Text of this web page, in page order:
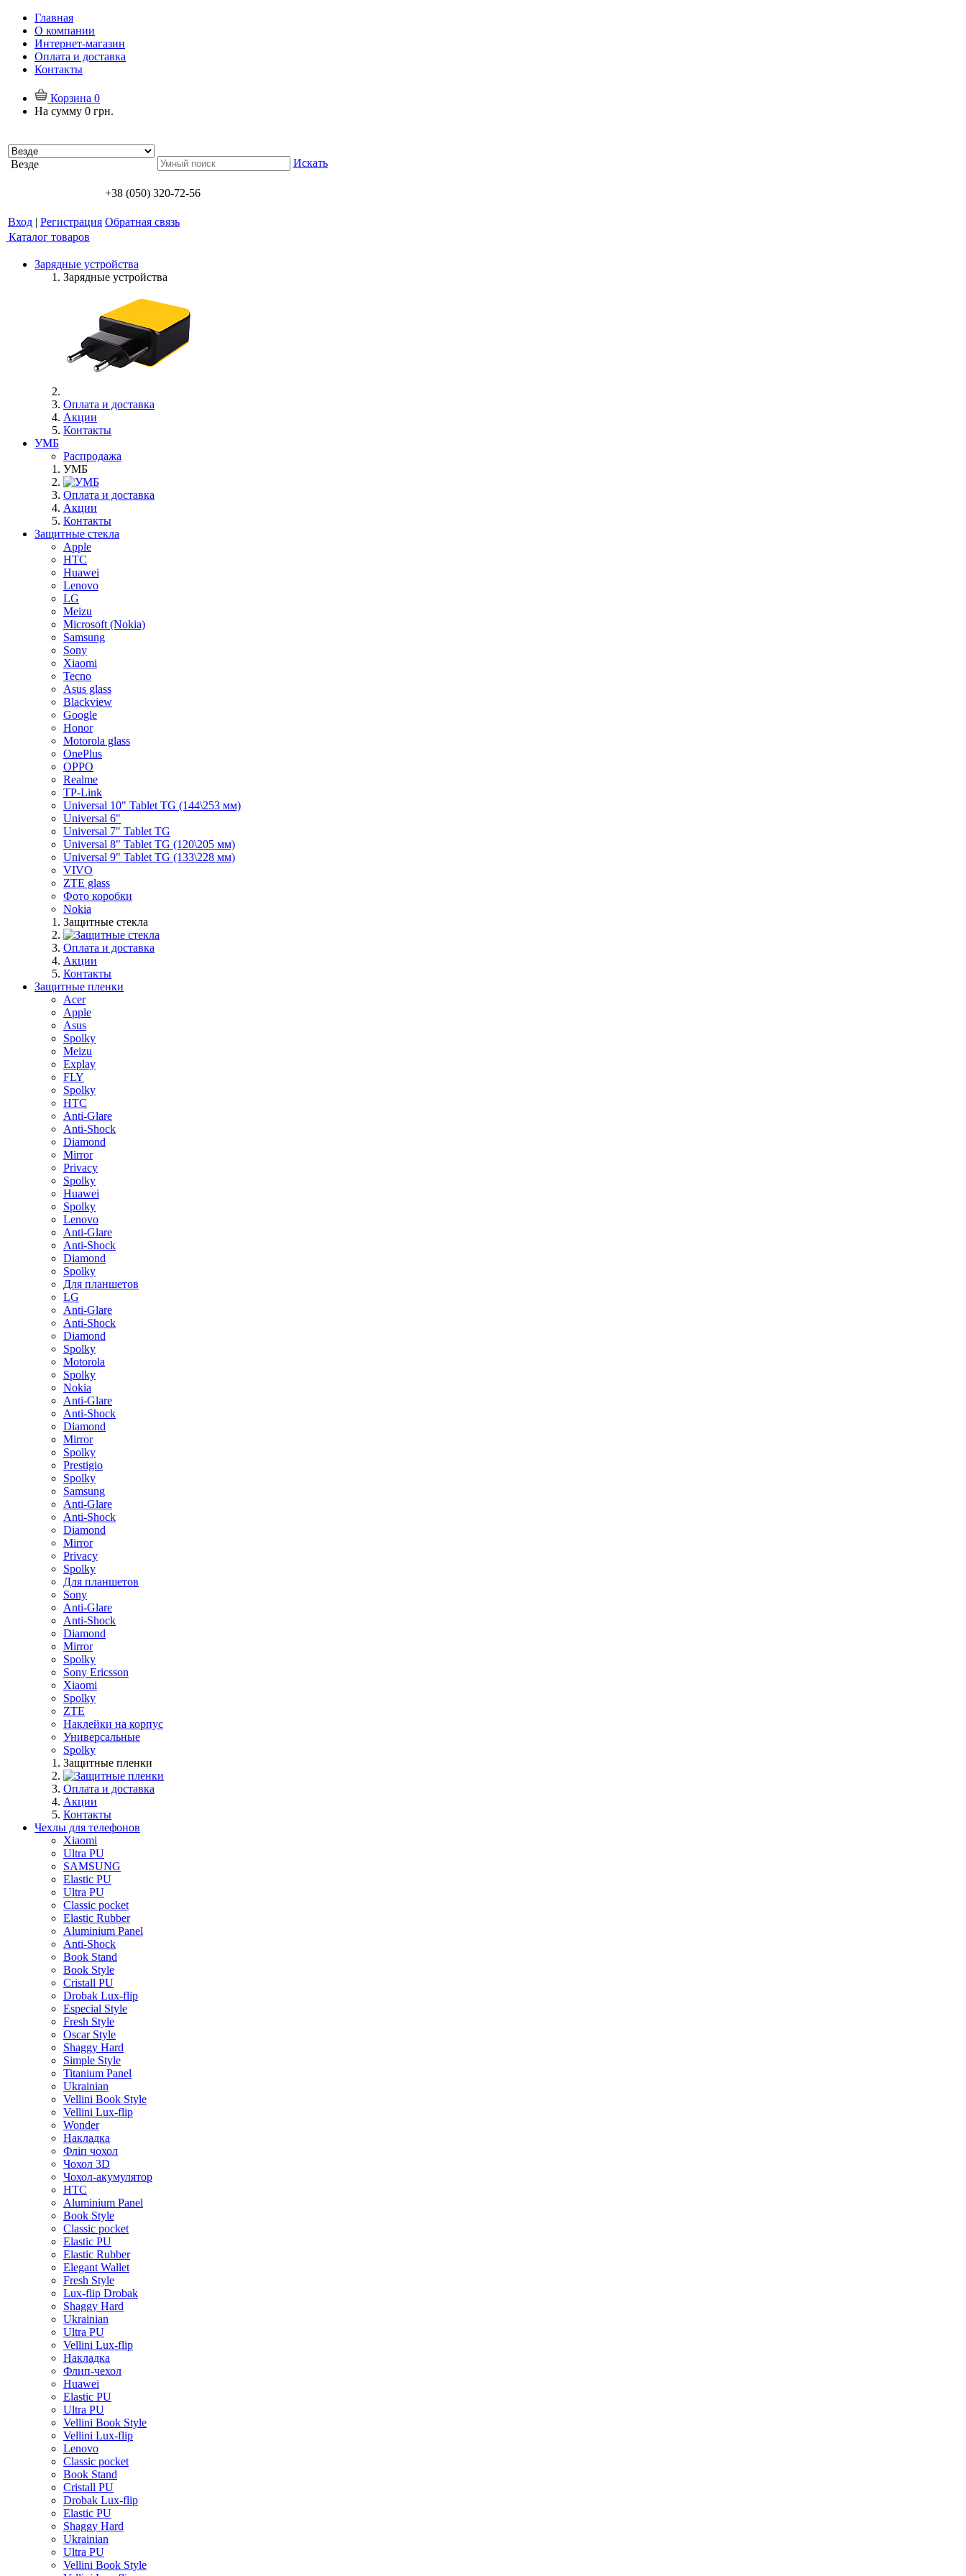
Главная
О компании
Интернет-магазин
Оплата и доставка
Контакты
Корзина 0
На сумму 0 грн.
Везде Искать
+38 (050) 320-72-56
Вход | Регистрация Обратная связь
Каталог товаров
Зарядные устройства
Зарядные устройства
Оплата и доставка
Акции
Контакты
УМБ
Распродажа
УМБ
Оплата и доставка
Акции
Контакты
Защитные стекла
Apple
HTC
Huawei
Lenovo
LG
Meizu
Microsoft (Nokia)
Samsung
Sony
Xiaomi
Tecno
Asus glass
Blackview
Google
Honor
Motorola glass
OnePlus
OPPO
Realme
TP-Link
Universal 10" Tablet TG (144\253 мм)
Universal 6"
Universal 7" Tablet TG
Universal 8" Tablet TG (120\205 мм)
Universal 9" Tablet TG (133\228 мм)
VIVO
ZTE glass
Фото коробки
Nokia
Защитные стекла
Оплата и доставка
Акции
Контакты
Защитные пленки
Acer
Apple
Asus
Spolky
Meizu
Explay
FLY
Spolky
HTC
Anti-Glare
Anti-Shock
Diamond
Mirror
Privacy
Spolky
Huawei
Spolky
Lenovo
Anti-Glare
Anti-Shock
Diamond
Spolky
Для планшетов
LG
Anti-Glare
Anti-Shock
Diamond
Spolky
Motorola
Spolky
Nokia
Anti-Glare
Anti-Shock
Diamond
Mirror
Spolky
Prestigio
Spolky
Samsung
Anti-Glare
Anti-Shock
Diamond
Mirror
Privacy
Spolky
Для планшетов
Sony
Anti-Glare
Anti-Shock
Diamond
Mirror
Spolky
Sony Ericsson
Xiaomi
Spolky
ZTE
Наклейки на корпус
Универсальные
Spolky
Защитные пленки
Оплата и доставка
Акции
Контакты
Чехлы для телефонов
Xiaomi
Ultra PU
SAMSUNG
Elastic PU
Ultra PU
Classic pocket
Elastic Rubber
Aluminium Panel
Anti-Shock
Book Stand
Book Style
Cristall PU
Drobak Lux-flip
Especial Style
Fresh Style
Oscar Style
Shaggy Hard
Simple Style
Titanium Panel
Ukrainian
Vellini Book Style
Vellini Lux-flip
Wonder
Накладка
Фліп чохол
Чохол 3D
Чохол-акумулятор
HTC
Aluminium Panel
Book Style
Classic pocket
Elastic PU
Elastic Rubber
Elegant Wallet
Fresh Style
Lux-flip Drobak
Shaggy Hard
Ukrainian
Ultra PU
Vellini Lux-flip
Накладка
Флип-чехол
Huawei
Elastic PU
Ultra PU
Vellini Book Style
Vellini Lux-flip
Lenovo
Classic pocket
Book Stand
Cristall PU
Drobak Lux-flip
Elastic PU
Shaggy Hard
Ukrainian
Ultra PU
Vellini Book Style